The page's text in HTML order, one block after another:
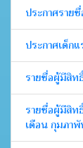
ประกาศราย
ประกาศเด็ก
รายชื่อผู้มีสิท
รายชื่อผู้มีสิท
เดือน กุมภา